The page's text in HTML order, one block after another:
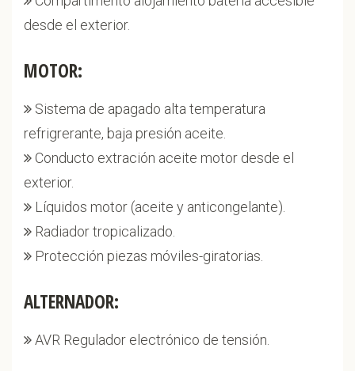
desde el exterior.
MOTOR:
Sistema de apagado alta temperatura
refrigrerante, baja presión aceite.
Conducto extración aceite motor desde el
exterior.
Líquidos motor (aceite y anticongelante).
Radiador tropicalizado.
Protección piezas móviles-giratorias.
ALTERNADOR:
AVR Regulador electrónico de tensión.